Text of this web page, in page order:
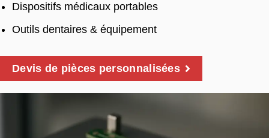
Dispositifs médicaux portables
Outils dentaires & équipement
Devis de pièces personnalisées